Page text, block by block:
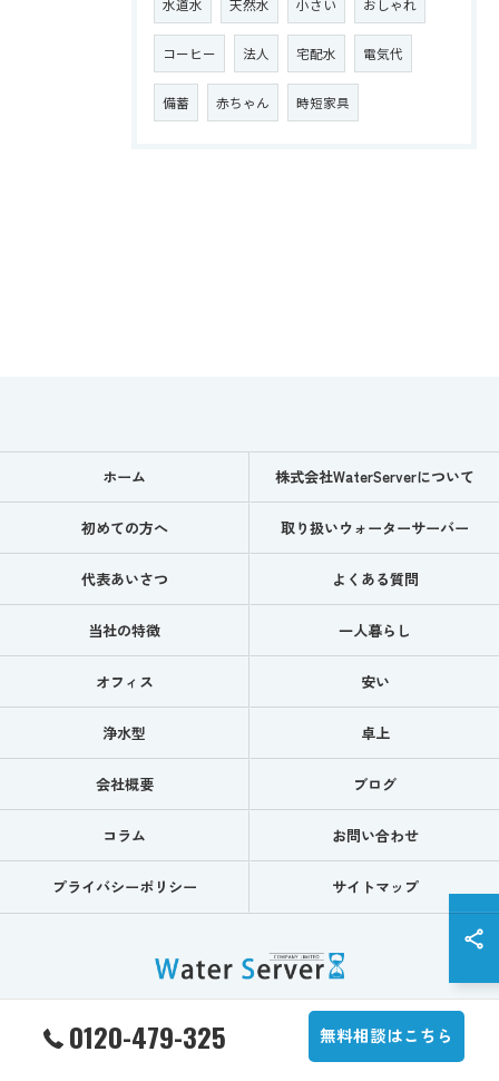
コーヒー 法人 宅配水 電気代
備蓄 赤ちゃん 時短家具
0120-479-325 無料相談はこちら
ホーム 株式会社WaterServerについて
初めての方へ 取り扱いウォーターサーバー
代表あいさつ よくある質問
当社の特徴 一人暮らし
オフィス 安い
浄水型 卓上
会社概要 ブログ
コラム お問い合わせ
プライバシーポリシー サイトマップ
© 2026 水道水を注ぐウォーターサーバーなら株式会社WaterServer ALL RIGHTS
RESERVED.